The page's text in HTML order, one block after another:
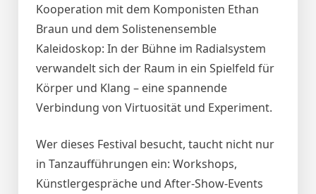
Kooperation mit dem Komponisten Ethan
Braun und dem Solistenensemble
Kaleidoskop: In der Bühne im Radialsystem
verwandelt sich der Raum in ein Spielfeld für
Körper und Klang – eine spannende
Verbindung von Virtuosität und Experiment.
Wer dieses Festival besucht, taucht nicht nur
in Tanzaufführungen ein: Workshops,
Künstlergespräche und After‑Show‑Events